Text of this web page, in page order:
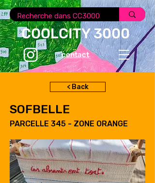
COOLCITY 3000
contact
< Back
SOFBELLE
PARCELLE 345 - ZONE ORANGE